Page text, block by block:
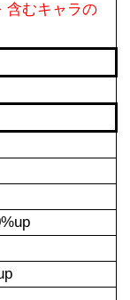
含むキャラの